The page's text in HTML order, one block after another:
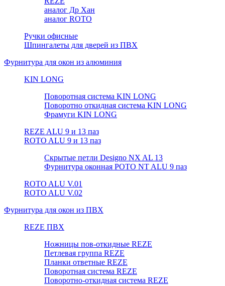
аналог Др Хан
аналог ROTO
Ручки офисные
Шпингалеты для дверей из ПВХ
Фурнитура для окон из алюминия
KIN LONG
Поворотная система KIN LONG
Поворотно откидная система KIN LONG
Фрамуги KIN LONG
REZE ALU 9 и 13 паз
ROTO ALU 9 и 13 паз
Скрытые петли Designo NX AL 13
Фурнитура оконная РОТО NT ALU 9 паз
ROTO ALU V.01
ROTO ALU V.02
Фурнитура для окон из ПВХ
REZE ПВХ
Ножницы пов-откидные REZE
Петлевая группа REZE
Планки ответные REZE
Поворотная система REZE
Поворотно-откидная система REZE